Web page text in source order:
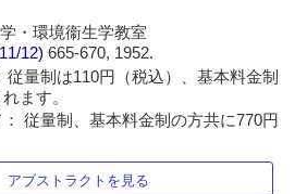
・環境衞生学教室
12)665-670, 1952.
従量制は110円（税込）、基本料金制
ます。
従量制、基本料金制の方共に770円
アブストラクトを見る